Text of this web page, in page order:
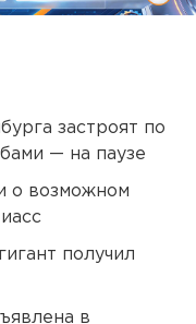
застроят по
— на паузе
о возможном
получил
в